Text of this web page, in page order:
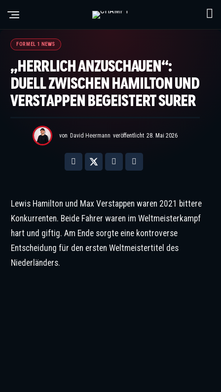
FORMEL 1 NEWS
„HERRLICH ANZUSCHAUEN“:
DUELL ZWISCHEN HAMILTON UND
VERSTAPPEN BEGEISTERT SURER
von David Heermann veröffentlicht 28. Mai 2026
Lewis Hamilton und Max Verstappen waren 2021 bittere
Konkurrenten. Beide Fahrer waren im Weltmeisterkampf
hart und giftig. Am Ende sorgte eine kontroverse
Entscheidung für den ersten Weltmeistertitel des
Niederländers.